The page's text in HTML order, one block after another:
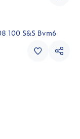
100 S&S Bvm6